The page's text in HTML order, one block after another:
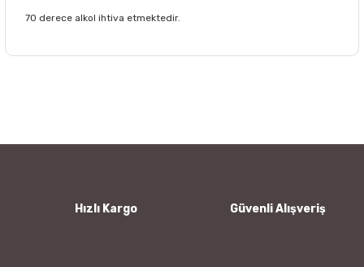
70 derece alkol ihtiva etmektedir.
Ürün bilgilerinde hatalar bulunuyor.
Hızlı Kargo Güvenli Alışveriş